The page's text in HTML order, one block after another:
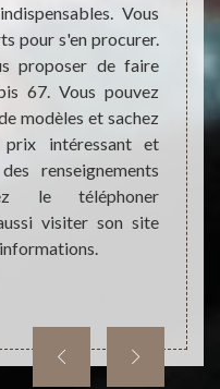
Vous
pour s'en procurer.
proposer de faire
67. Vous pouvez
modèles et sachez
intéressant et
renseignements
le téléphoner
visiter son site
Les
où
des
son
ses